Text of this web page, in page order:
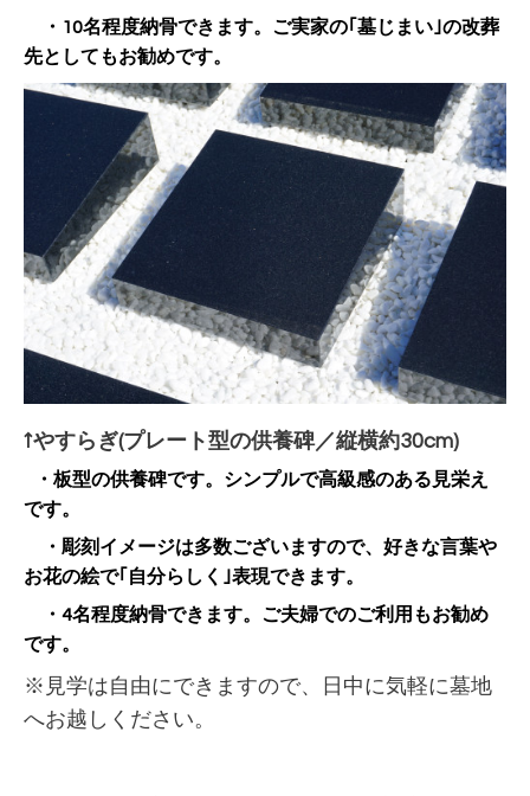
・10名程度納骨できます。ご実家の｢墓じまい｣の改葬
先としてもお勧めです。
↑やすらぎ(プレート型の供養碑／縦横約30cm)
・板型の供養碑です。シンプルで高級感のある見栄え
です。
・彫刻イメージは多数ございますので、好きな言葉や
お花の絵で｢自分らしく｣表現できます。
・4名程度納骨できます。ご夫婦でのご利用もお勧め
です。
※見学は自由にできますので、日中に気軽に墓地
へお越しください。